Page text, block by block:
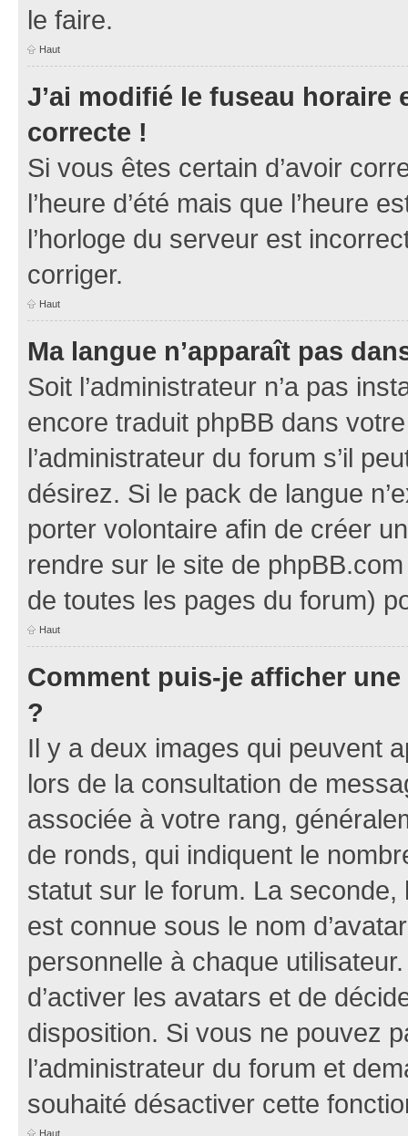
le faire.
Haut
J’ai modifié le fuseau horaire
correcte !
Si vous êtes certain d’avoir
l’heure d’été mais que l’heure
l’horloge du serveur est
corriger.
Haut
Ma langue n’apparaît pas
Soit l’administrateur n’a pas
encore traduit phpBB dans
l’administrateur du forum s’il
désirez. Si le pack de langue
porter volontaire afin de créer
rendre sur le site de
de toutes les pages du forum)
Haut
Comment puis-je afficher
?
Il y a deux images qui peuvent
lors de la consultation de
associée à votre rang,
de ronds, qui indiquent le
statut sur le forum. La
est connue sous le nom
personnelle à chaque
d’activer les avatars et de
disposition. Si vous ne pouvez
l’administrateur du forum et
souhaité désactiver cette
Haut